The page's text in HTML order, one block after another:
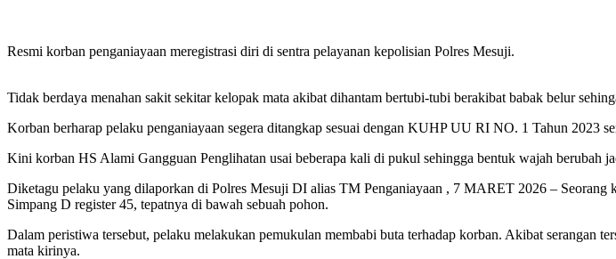
Resmi korban penganiayaan meregistrasi diri di sentra pelayanan kepolisian Polres Mesuji.
Tidak berdaya menahan sakit sekitar kelopak mata akibat dihantam bertubi-tubi berakibat babak belur
Korban berharap pelaku penganiayaan segera ditangkap sesuai dengan KUHP UU RI NO. 1 Tahun 2023
Kini korban HS Alami Gangguan Penglihatan usai beberapa kali di pukul sehingga bentuk wajah berubah
Diketagu pelaku yang dilaporkan di Polres Mesuji DI alias TM Penganiayaan , 7 MARET 2026 –
Simpang D register 45, tepatnya di bawah sebuah pohon.
Dalam peristiwa tersebut, pelaku melakukan pemukulan membabi buta terhadap korban. Akibat serangan
mata kirinya.